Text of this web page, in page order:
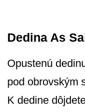
Dedina As
Opustenú
pod obrovským
K dedine